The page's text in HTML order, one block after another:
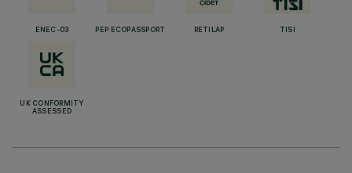
ENEC-03 PEP ECOPASSPORT RETILAP TISI
UK CONFORMITY
ASSESSED